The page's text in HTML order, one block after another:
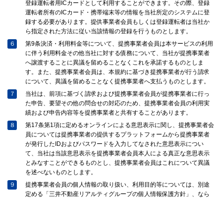
登録運転者用ICカードとして利用することができます。その際、登録
運転者所有のICカード・携帯端末等の情報を当社所定のシステムに登
録する必要があります。提供事業者会員もしくは登録運転者は当社か
ら指定された方法に従い当該情報の登録を行うものとします。
６
第9条決済・利用料金等について、提携事業者会員は本サービスの利用
に伴う利用料金その他当社に対する債務について、当社が提携事業者
へ譲渡することに異議を留めることなくこれを承諾するものとしま
す。また、提携事業者会員は、本規約に基づき提携事業者が行う請求
について、異議を留めることなく提携事業者へ支払うものとします。
７
当社は、前項に基づく請求および提携事業者会員が提携事業者に行っ
た申告、要望その他の問合せの対応のため、提携事業者会員の利用実
績および申告内容等を提携事業者と共有することがあります。
８
第17条第1項に定めるオンラインによる意思表示に関し、提携事業者会
員については提携事業者の提供するプラットフォームから提携事業者
が発行したIDおよびパスワードを入力してなされた意思表示につい
て、当社は当該意思表示を提携事業者会員本人による真正な意思表示
とみなすことができるものとし、提携事業者会員はこれについて異議
を述べないものとします。
９
提携事業者会員の個人情報の取り扱い、利用目的等については、別途
定める「三井不動産リアルティグループの個人情報保護方針」、なら